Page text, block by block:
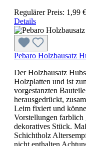
Regulärer Preis: 1,99 €
Details
Pebaro Holzbausatz
Der Holzbausatz
Holzplatten und ist
vorgestanzten
herausgedrückt,
Leim fixiert und
Vorstellungen farblich
dekoratives Stück.
Schichtholz
nicht enthalten